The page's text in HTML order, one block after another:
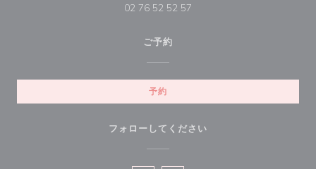
02 76 52 52 57
ご予約
予約
フォローしてください